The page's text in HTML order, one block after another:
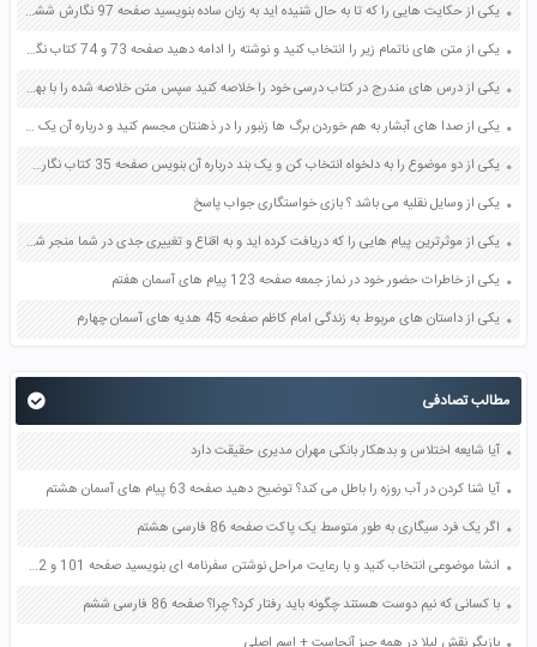
یکی از حکایت هایی را که تا به حال شنیده اید به زبان ساده بنویسید صفحه 97 نگارش ششم دبستان
یکی از متن های ناتمام زیر را انتخاب کنید و نوشته را ادامه دهید صفحه 73 و 74 کتاب نگارش فارسی پنجم دبستان
یکی از درس های مندرج در کتاب درسی خود را خلاصه کنید سپس متن خلاصه شده را با بهره گیری از روش های دسته بندی نمودار جدول نقشه مفهومی نشان دهید صفحه 118 نگارش یازدهم
یکی از صدا های آبشار به هم خوردن برگ ها زنبور را در ذهنتان مجسم کنید و درباره آن یک بند بنویسید صفحه 11 نگارش پنجم
یکی از دو موضوع را به دلخواه انتخاب کن و یک بند درباره آن بنویس صفحه 35 کتاب نگارش فارسی سوم
یکی از وسایل نقلیه می باشد ؟ بازی خواستگاری جواب پاسخ
یکی از موثرترین پیام هایی را که دریافت کرده اید و به اقناع و تغییری جدی در شما منجر شده است برسی کنید و علت این تاثیر گذاری قابل توجه را بنویسید صفحه 52 تفکر و سواد رسانه ای دهم
یکی از خاطرات حضور خود در نماز جمعه صفحه 123 پیام های آسمان هفتم
یکی از داستان های مربوط به زندگی امام کاظم صفحه 45 هدیه های آسمان چهارم
مطالب تصادفی
آیا شایعه اختلاس و بدهکار بانکی مهران مدیری حقیقت دارد
آیا شنا کردن در آب روزه را باطل می کند؟ توضیح دهید صفحه 63 پیام های آسمان هشتم
اگر یک فرد سیگاری به طور متوسط یک پاکت صفحه 86 فارسی هشتم
انشا موضوعی انتخاب کنید و با رعایت مراحل نوشتن سفرنامه ای بنویسید صفحه 101 و 102 نگارش یازدهم
با کسانی که نیم دوست هستند چگونه باید رفتار کرد؟ چرا؟ صفحه 86 فارسی ششم